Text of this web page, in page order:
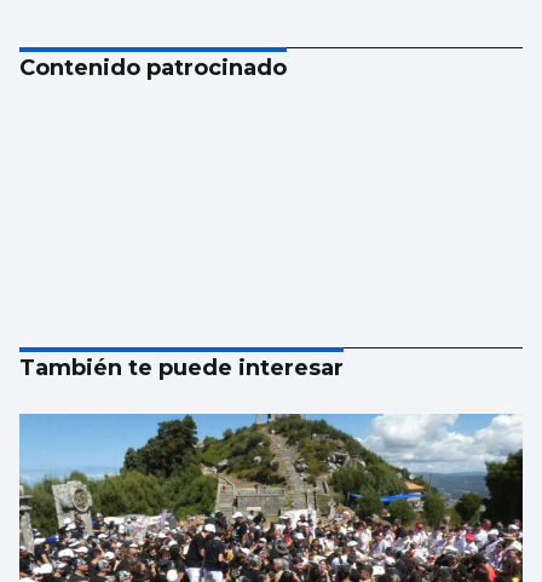
Contenido patrocinado
También te puede interesar